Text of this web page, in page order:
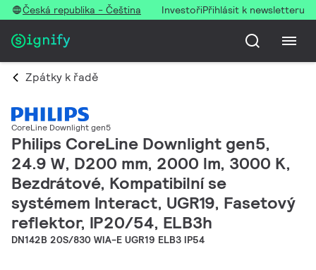
Česká republika - Čeština InvestořiPřihlásit k newsletteru
Zpátky k řadě
CoreLine Downlight gen5
Philips CoreLine Downlight gen5,
24.9 W, D200 mm, 2000 lm, 3000 K,
Bezdrátové, Kompatibilní se
systémem Interact, UGR19, Fasetový
reflektor, IP20/54, ELB3h
DN142B 20S/830 WIA-E UGR19 ELB3 IP54